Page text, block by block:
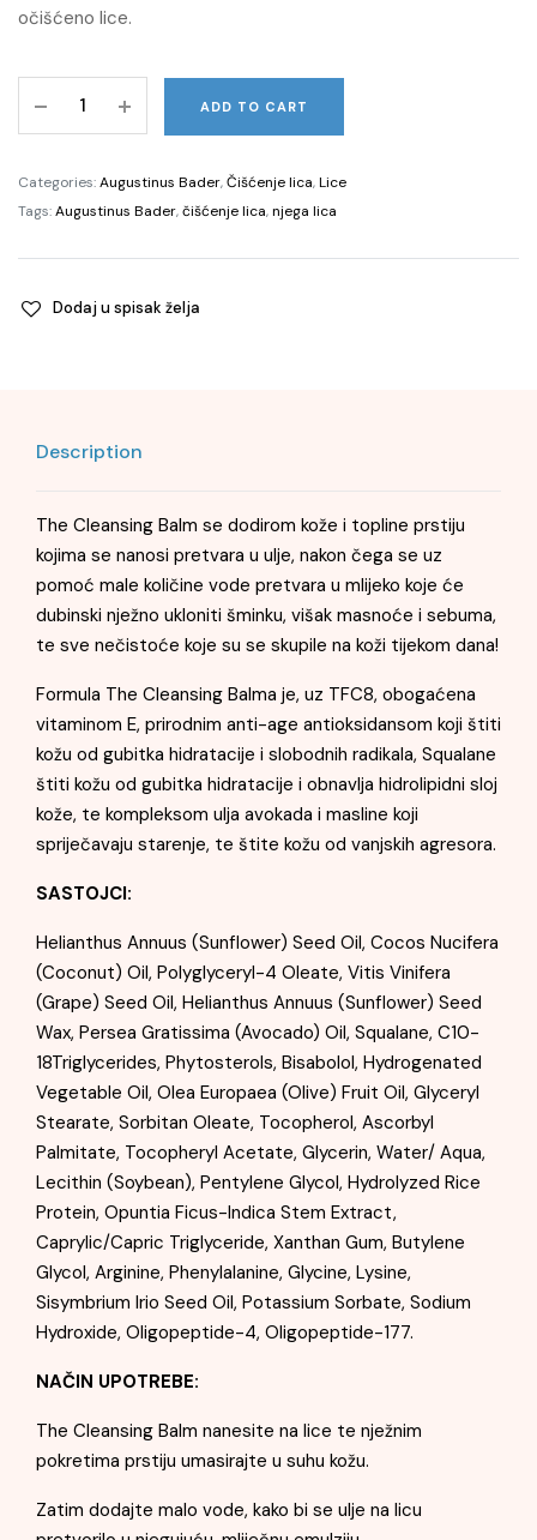
očišćeno lice.
Cleansing
90g
quantity
ADD TO CART
Categories:Augustinus Bader,Čišćenje lica,Lice
Tags:Augustinus Bader,čišćenje lica,njega lica
Dodaj u spisak želja
Description
The Cleansing Balm se dodirom kože i topline prstiju
kojima se nanosi pretvara u ulje, nakon čega se uz
pomoć male količine vode pretvara u mlijeko koje će
dubinski nježno ukloniti šminku, višak masnoće i sebuma,
te sve nečistoće koje su se skupile na koži tijekom dana!
Formula The Cleansing Balma je, uz TFC8, obogaćena
vitaminom E, prirodnim anti-age antioksidansom koji štiti
kožu od gubitka hidratacije i slobodnih radikala, Squalane
štiti kožu od gubitka hidratacije i obnavlja hidrolipidni sloj
kože, te kompleksom ulja avokada i masline koji
spriječavaju starenje, te štite kožu od vanjskih agresora.
SASTOJCI:
Helianthus Annuus (Sunflower) Seed Oil, Cocos Nucifera
(Coconut) Oil, Polyglyceryl-4 Oleate, Vitis Vinifera
(Grape) Seed Oil, Helianthus Annuus (Sunflower) Seed
Wax, Persea Gratissima (Avocado) Oil, Squalane, C10-
18Triglycerides, Phytosterols, Bisabolol, Hydrogenated
Vegetable Oil, Olea Europaea (Olive) Fruit Oil, Glyceryl
Stearate, Sorbitan Oleate, Tocopherol, Ascorbyl
Palmitate, Tocopheryl Acetate, Glycerin, Water/ Aqua,
Lecithin (Soybean), Pentylene Glycol, Hydrolyzed Rice
Protein, Opuntia Ficus-Indica Stem Extract,
Caprylic/Capric Triglyceride, Xanthan Gum, Butylene
Glycol, Arginine, Phenylalanine, Glycine, Lysine,
Sisymbrium Irio Seed Oil, Potassium Sorbate, Sodium
Hydroxide, Oligopeptide-4, Oligopeptide-177.
NAČIN UPOTREBE:
The Cleansing Balm nanesite na lice te nježnim
pokretima prstiju umasirajte u suhu kožu.
Zatim dodajte malo vode, kako bi se ulje na licu